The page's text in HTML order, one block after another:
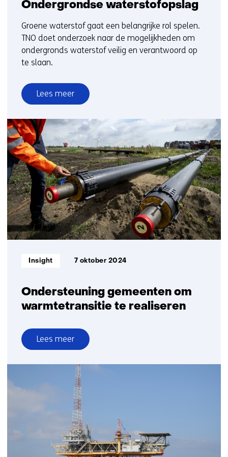
Ondergrondse waterstofopslag
Groene waterstof gaat een belangrijke rol spelen.
TNO doet onderzoek naar de mogelijkheden om
ondergronds waterstof veilig en verantwoord op
te slaan.
Lees meer
over
Ondergrondse
waterstofopslag
Ondersteuning gemeenten om
warmtetransitie te realiseren
Informatietype:
Insight 7 oktober 2024
Lees meer
over
Ondersteuning
gemeenten
warmtetransitie
te